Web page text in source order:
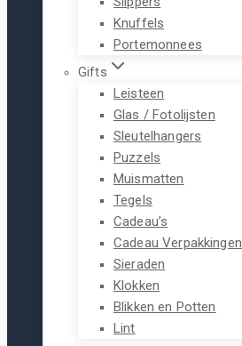
Knuffels
Portemonnees
Gifts
Leisteen
Glas / Fotolijsten
Sleutelhangers
Puzzels
Muismatten
Tegels
Cadeau’s
Cadeau Verpakkingen
Sieraden
Klokken
Blikken en Potten
Lint